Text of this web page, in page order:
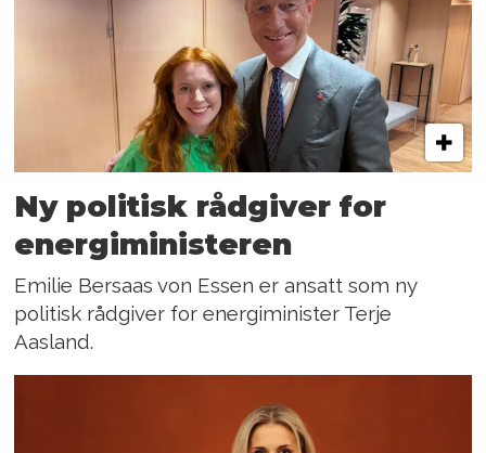
Ny politisk rådgiver for
energiministeren
Emilie Bersaas von Essen er ansatt som ny
politisk rådgiver for energiminister Terje
Aasland.